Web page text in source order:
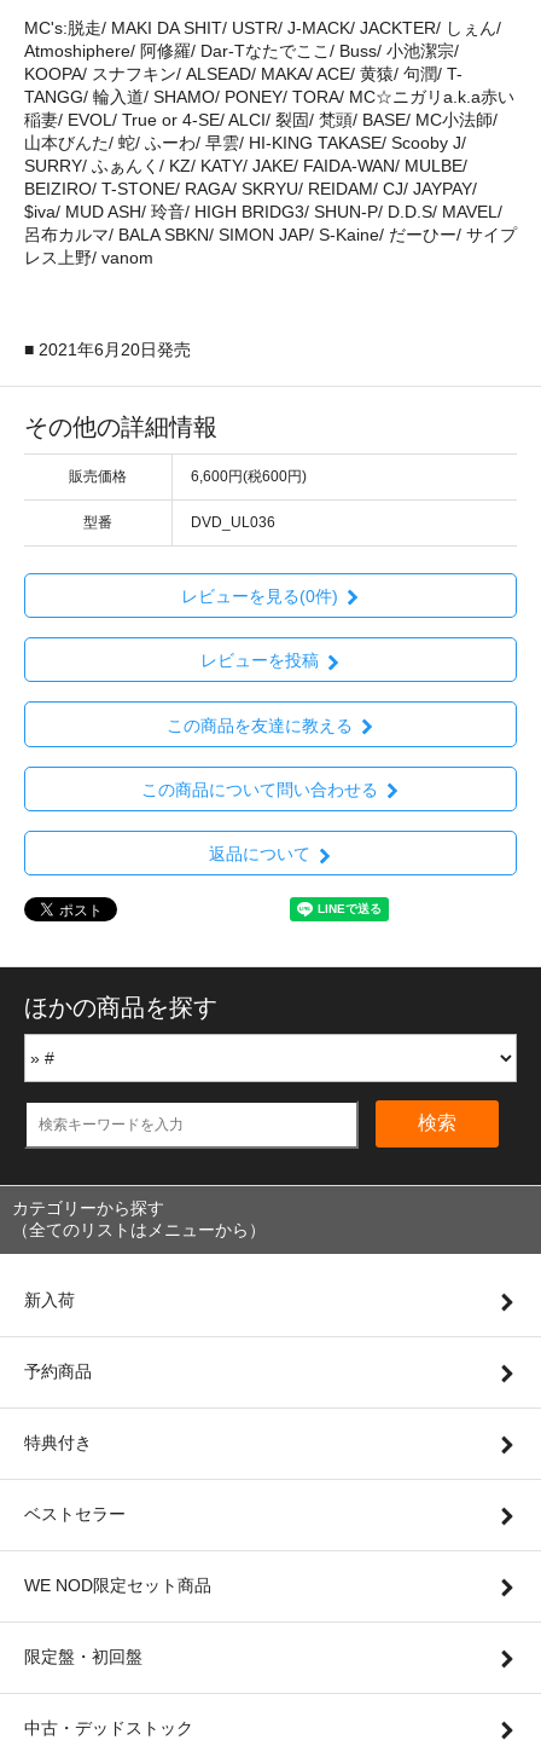
MC's:脱走/ MAKI DA SHIT/ USTR/ J-MACK/ JACKTER/ しぇん/
Atmoshiphere/ 阿修羅/ Dar-Tなたでここ/ Buss/ 小池潔宗/
KOOPA/ スナフキン/ ALSEAD/ MAKA/ ACE/ 黄猿/ 句潤/ T-
TANGG/ 輪入道/ SHAMO/ PONEY/ TORA/ MC☆ニガリa.k.a赤い
稲妻/ EVOL/ True or 4-SE/ ALCI/ 裂固/ 梵頭/ BASE/ MC小法師/
山本びんた/ 蛇/ ふーわ/ 早雲/ HI-KING TAKASE/ Scooby J/
SURRY/ ふぁんく/ KZ/ KATY/ JAKE/ FAIDA-WAN/ MULBE/
BEIZIRO/ T-STONE/ RAGA/ SKRYU/ REIDAM/ CJ/ JAYPAY/
$iva/ MUD ASH/ 玲音/ HIGH BRIDG3/ SHUN-P/ D.D.S/ MAVEL/
呂布カルマ/ BALA SBKN/ SIMON JAP/ S-Kaine/ だーひー/ サイプ
レス上野/ vanom
■ 2021年6月20日発売
その他の詳細情報
販売価格 6,600円(税600円)
型番 DVD_UL036
レビューを見る(0件)
レビューを投稿
この商品を友達に教える
この商品について問い合わせる
返品について
ほかの商品を探す
検索
カテゴリーから探す
（全てのリストはメニューから）
新入荷
予約商品
特典付き
ベストセラー
WE NOD限定セット商品
限定盤・初回盤
中古・デッドストック